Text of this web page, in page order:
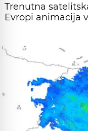
Trenutna
Evropi animacija